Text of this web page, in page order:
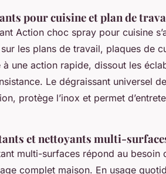
pour cuisine et plan de
Action choc spray pour cuisine
les plans de travail, plaques de
une action rapide, dissout les
Le dégraissant universel
protège l’inox et permet
et nettoyants multi-
multi-surfaces répond au
complet maison. En usage